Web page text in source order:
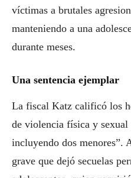
víctimas a brutales
manteniendo a una
durante meses.
Una sentencia ejemplar
La fiscal Katz calificó los
de violencia física y
incluyendo dos menores”.
grave que dejó secuelas